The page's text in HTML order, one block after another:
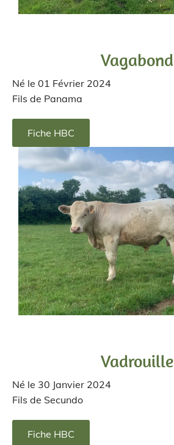
Vagabond
Né le 01 Février 2024
Fils de Panama
Fiche HBC
Vadrouille
Né le 30 Janvier 2024
Fils de Secundo
Fiche HBC